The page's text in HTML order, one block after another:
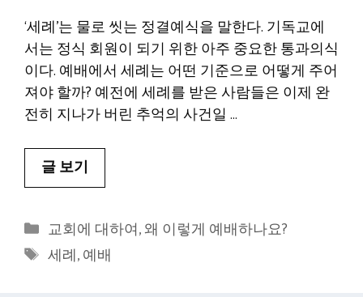
‘세례’는 물로 씻는 정결예식을 말한다. 기독교에
서는 정식 회원이 되기 위한 아주 중요한 통과의식
이다. 예배에서 세례는 어떤 기준으로 어떻게 주어
져야 할까? 예전에 세례를 받은 사람들은 이제 완
전히 지나가 버린 추억의 사건일 …
글 보기
카
테
고
교회에 대하여,왜 이렇게 예배하나요?
태
세례,예배